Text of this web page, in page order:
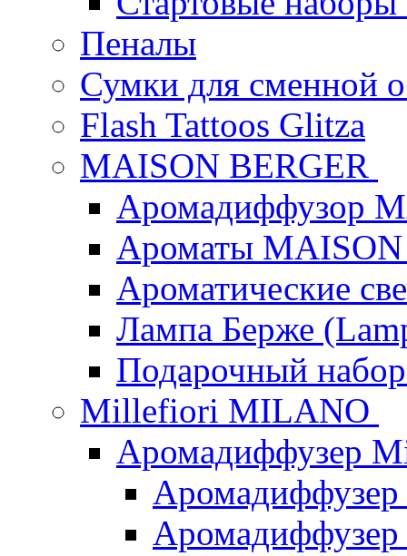
Пеналы
Сумки для сменной
Flash Tattoos Glitza
MAISON BERGER
Аромадиффузор
Ароматы
Ароматические
Лампа Берже
Подарочный
Millefiori MILANO
Аромадиффузер